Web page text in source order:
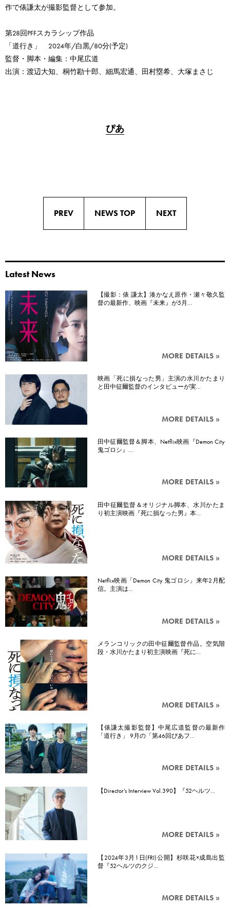
作で俵謙太が撮影監督として参加。
第28回PFFスカラシップ作品
「道行き」 2024年/白黒/80分(予定)
監督・脚本・編集：中尾広道
出演：渡辺大知、桐竹勘十郎、細馬宏通、田村塁希、大塚まさじ
ぴあ
PREV NEWS TOP NEXT
Latest News
【撮影：俵 謙太】湊かなえ原作・瀬々敬久監
督の最新作、映画『未来』が5月…
MORE DETAILS »
映画「死に損なった男」主演の水川かたまり
と田中征爾監督のインタビューが実…
MORE DETAILS »
田中征爾監督＆脚本、Netflix映画『Demon City
鬼ゴロシ』…
MORE DETAILS »
田中征爾監督＆オリジナル脚本、水川かたま
り初主演映画『死に損なった男』本…
MORE DETAILS »
Netflix映画「Demon City 鬼ゴロシ」来年2月配
信。主演は…
MORE DETAILS »
メランコリックの田中征爾監督作品。空気階
段・水川かたまり初主演映画『死に…
MORE DETAILS »
【俵謙太撮影監督】中尾広道監督の最新作
「道行き」 9月の「第46回ぴあフ…
MORE DETAILS »
【Director’s Interview Vol.390】『52ヘルツ…
MORE DETAILS »
【2024年3月1日(FRI)公開】杉咲花×成島出監
督『52ヘルツのクジ…
MORE DETAILS »